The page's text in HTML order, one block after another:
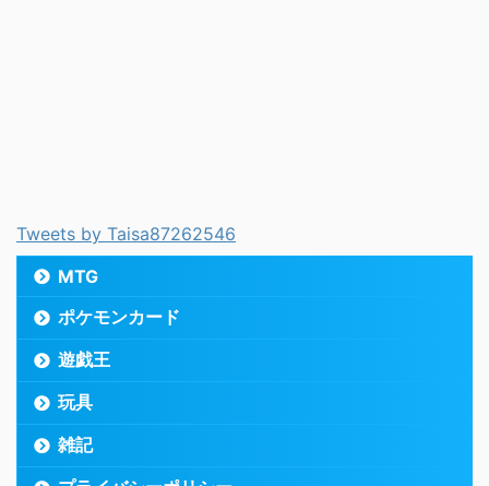
Tweets by Taisa87262546
MTG
ポケモンカード
遊戯王
玩具
雑記